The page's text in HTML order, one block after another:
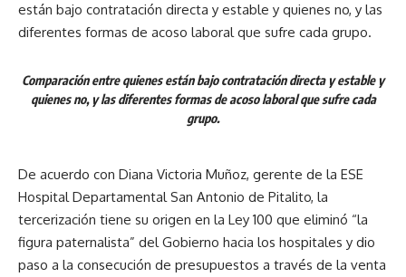
están bajo contratación directa y estable y quienes no, y las
diferentes formas de acoso laboral que sufre cada grupo.
Comparación entre quienes están bajo contratación directa y estable y
quienes no, y las diferentes formas de acoso laboral que sufre cada
grupo.
De acuerdo con Diana Victoria Muñoz, gerente de la ESE
Hospital Departamental San Antonio de Pitalito, la
tercerización tiene su origen en la Ley 100 que eliminó “la
figura paternalista” del Gobierno hacia los hospitales y dio
paso a la consecución de presupuestos a través de la venta